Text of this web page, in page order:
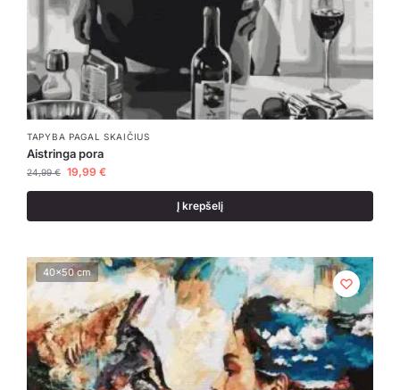
TAPYBA PAGAL SKAIČIUS
Aistringa pora
24,99€ 19,99 €
Į krepšelį
40x50 cm